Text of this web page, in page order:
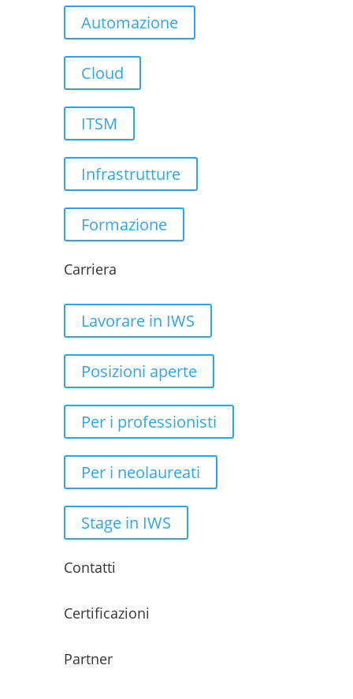
Automazione
Cloud
ITSM
Infrastrutture
Formazione
Carriera
Lavorare in IWS
Posizioni aperte
Per i professionisti
Per i neolaureati
Stage in IWS
Contatti
Certificazioni
Partner